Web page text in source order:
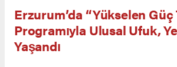
Erzurum’da “Yükselen
Programıyla Ulusal Ufuk,
Yaşandı